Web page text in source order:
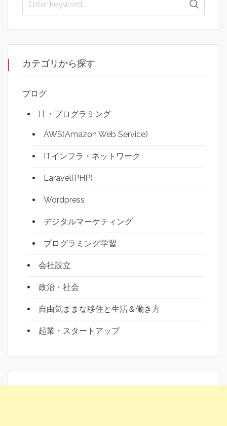
カテゴリから探す
ブログ
IT・プログラミング
AWS(Amazon Web Service)
ITインフラ・ネットワーク
Laravel(PHP)
Wordpress
デジタルマーケティング
プログラミング学習
会社設立
政治・社会
自由気ままな移住と生活＆働き方
起業・スタートアップ